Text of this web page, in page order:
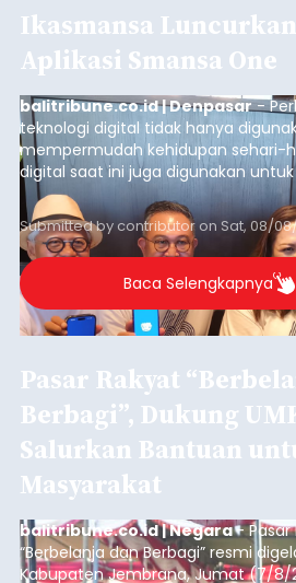
Ikasmansa Luncurkan
Aplikasi Smansa One
balitribune.co.id | Denpasar-
teknologi digital tidak hanya
mempermudah kehidupan sehari-
digital saat ini juga digunakan
dan mengelola data base alumni
sekolah, salah satunya adalah
Denpasar.
Submitted bycontributoron Sat, 08/
Baca Selengkapnya
Pasar Rakyat
Berbagi”, Dukung
Salurkan Bantuan
Masyarakat
balitribune.co.id | Negara- Pasar
“Berbelanja dan Berbagi” resmi
Kabupaten Jembrana, Jumat (7/8/